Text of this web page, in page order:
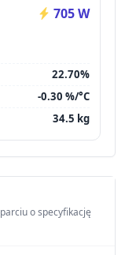
705 W
22.70%
-0.30 %/°C
34.5 kg
o specyfikację